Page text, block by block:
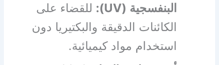
البنفسجية (UV):
للقضاء على
الكائنات الدقيقة والبكتيريا دون
استخدام مواد كيميائية.